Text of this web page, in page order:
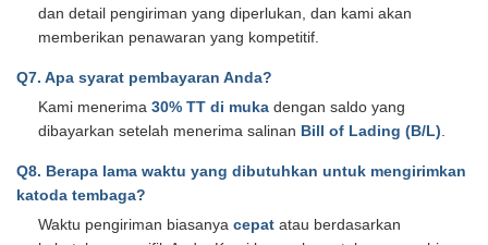
dan detail pengiriman yang diperlukan, dan kami akan
memberikan penawaran yang kompetitif.
Q7. Apa syarat pembayaran Anda?
Kami menerima 30% TT di muka dengan saldo yang
dibayarkan setelah menerima salinan Bill of Lading (B/L).
Q8. Berapa lama waktu yang dibutuhkan untuk mengirimkan
katoda tembaga?
Waktu pengiriman biasanya cepat atau berdasarkan